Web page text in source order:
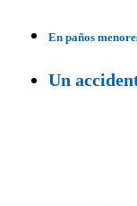
En paños
Un